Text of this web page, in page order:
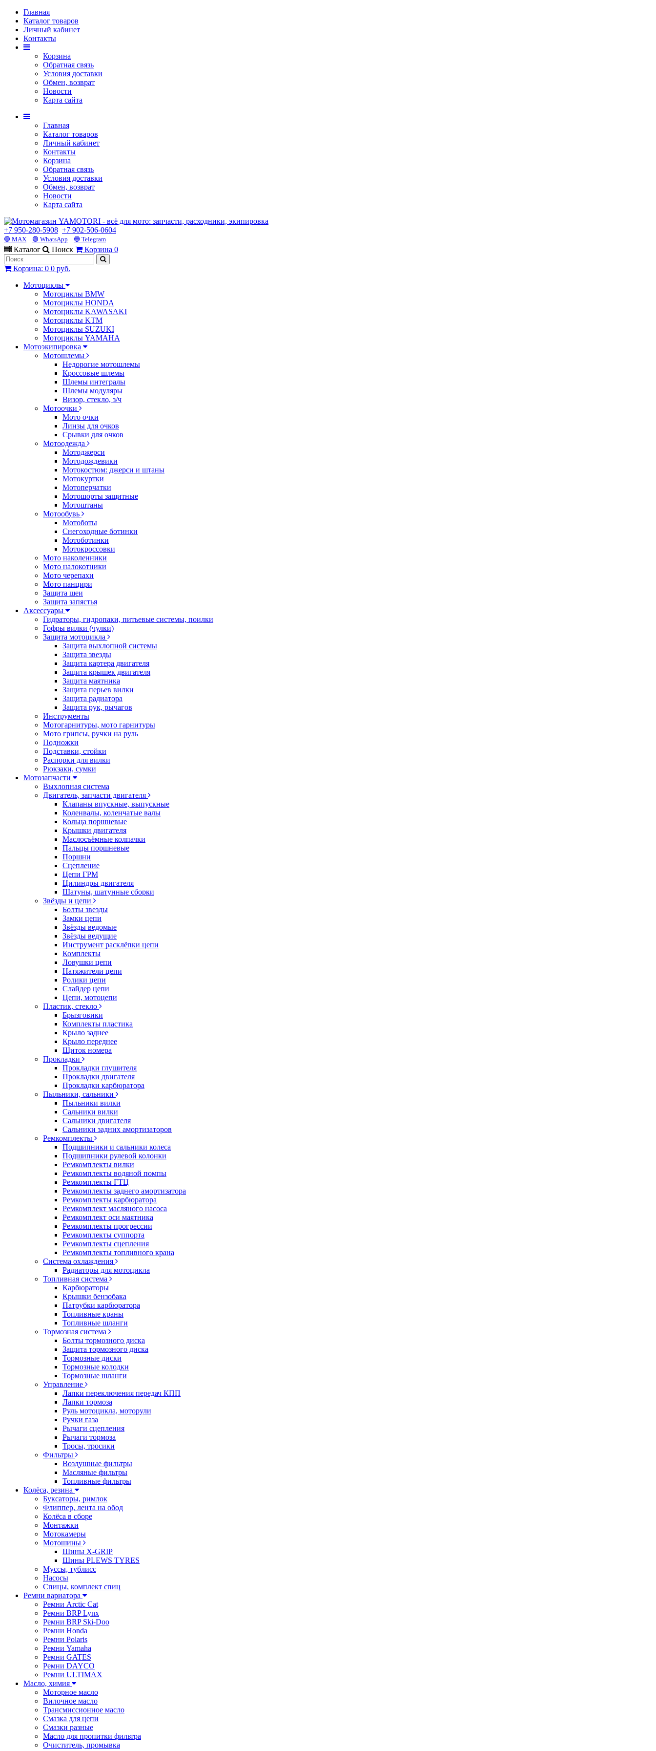
Главная
Каталог товаров
Личный кабинет
Контакты
Корзина
Обратная связь
Условия доставки
Обмен, возврат
Новости
Карта сайта
Главная
Каталог товаров
Личный кабинет
Контакты
Корзина
Обратная связь
Условия доставки
Обмен, возврат
Новости
Карта сайта
+7 950-280-5908 +7 902-506-0604
🟢 MAX 🟢 WhatsApp 🔵 Telegram
Каталог Поиск Корзина 0
Корзина: 0 0 руб.
Мотоциклы
Мотоциклы BMW
Мотоциклы HONDA
Мотоциклы KAWASAKI
Мотоциклы KTM
Мотоциклы SUZUKI
Мотоциклы YAMAHA
Мотоэкипировка
Мотошлемы
Недорогие мотошлемы
Кроссовые шлемы
Шлемы интегралы
Шлемы модуляры
Визор, стекло, з/ч
Мотоочки
Мото очки
Линзы для очков
Срывки для очков
Мотоодежда
Мотоджерси
Мотодождевики
Мотокостюм: джерси и штаны
Мотокуртки
Мотоперчатки
Мотошорты защитные
Мотоштаны
Мотообувь
Мотоботы
Снегоходные ботинки
Мотоботинки
Мотокроссовки
Мото наколенники
Мото налокотники
Мото черепахи
Мото панцири
Защита шеи
Защита запястья
Аксессуары
Гидраторы, гидропаки, питьевые системы, поилки
Гофры вилки (чулки)
Защита мотоцикла
Защита выхлопной системы
Защита звезды
Защита картера двигателя
Защита крышек двигателя
Защита маятника
Защита перьев вилки
Защита радиатора
Защита рук, рычагов
Инструменты
Мотогарнитуры, мото гарнитуры
Мото грипсы, ручки на руль
Подножки
Подставки, стойки
Распорки для вилки
Рюкзаки, сумки
Мотозапчасти
Выхлопная система
Двигатель, запчасти двигателя
Клапаны впускные, выпускные
Коленвалы, коленчатые валы
Кольца поршневые
Крышки двигателя
Маслосъёмные колпачки
Пальцы поршневые
Поршни
Сцепление
Цепи ГРМ
Цилиндры двигателя
Шатуны, шатунные сборки
Звёзды и цепи
Болты звезды
Замки цепи
Звёзды ведомые
Звёзды ведущие
Инструмент расклёпки цепи
Комплекты
Ловушки цепи
Натяжители цепи
Ролики цепи
Слайдер цепи
Цепи, мотоцепи
Пластик, стекло
Брызговики
Комплекты пластика
Крыло заднее
Крыло переднее
Щиток номера
Прокладки
Прокладки глушителя
Прокладки двигателя
Прокладки карбюратора
Пыльники, сальники
Пыльники вилки
Сальники вилки
Сальники двигателя
Сальники задних амортизаторов
Ремкомплекты
Подшипники и сальники колеса
Подшипники рулевой колонки
Ремкомплекты вилки
Ремкомплекты водяной помпы
Ремкомплекты ГТЦ
Ремкомплекты заднего амортизатора
Ремкомплекты карбюратора
Ремкомплект масляного насоса
Ремкомплект оси маятника
Ремкомплекты прогрессии
Ремкомплекты суппорта
Ремкомплекты сцепления
Ремкомплекты топливного крана
Система охлаждения
Радиаторы для мотоцикла
Топливная система
Карбюраторы
Крышки бензобака
Патрубки карбюратора
Топливные краны
Топливные шланги
Тормозная система
Болты тормозного диска
Защита тормозного диска
Тормозные диски
Тормозные колодки
Тормозные шланги
Управление
Лапки переключения передач КПП
Лапки тормоза
Руль мотоцикла, моторули
Ручки газа
Рычаги сцепления
Рычаги тормоза
Тросы, тросики
Фильтры
Воздушные фильтры
Масляные фильтры
Топливные фильтры
Колёса, резина
Буксаторы, римлок
Флиппер, лента на обод
Колёса в сборе
Монтажки
Мотокамеры
Мотошины
Шины X-GRIP
Шины PLEWS TYRES
Муссы, тублисс
Насосы
Спицы, комплект спиц
Ремни вариатора
Ремни Arctic Cat
Ремни BRP Lynx
Ремни BRP Ski-Doo
Ремни Honda
Ремни Polaris
Ремни Yamaha
Ремни GATES
Ремни DAYCO
Ремни ULTIMAX
Масло, химия
Моторное масло
Вилочное масло
Трансмиссионное масло
Смазка для цепи
Смазки разные
Масло для пропитки фильтра
Очиститель, промывка